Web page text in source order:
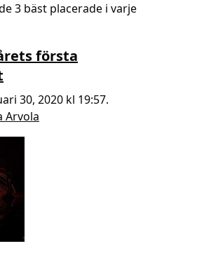
3 bäst placerade i varje
första
30, 2020 kl 19:57.
Arvola